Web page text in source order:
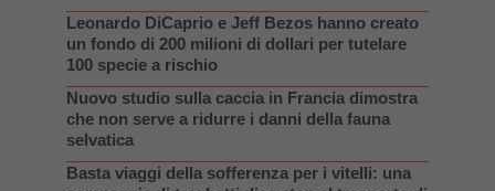
Leonardo DiCaprio e Jeff Bezos hanno creato
un fondo di 200 milioni di dollari per tutelare
100 specie a rischio
Nuovo studio sulla caccia in Francia dimostra
che non serve a ridurre i danni della fauna
selvatica
Basta viaggi della sofferenza per i vitelli: una